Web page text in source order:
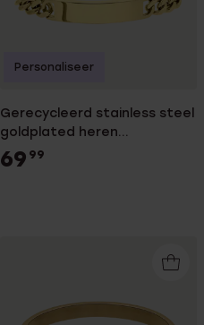
Gerecycleerd stainless steel
goldplated heren
plaatarmband
69 99
Personaliseer